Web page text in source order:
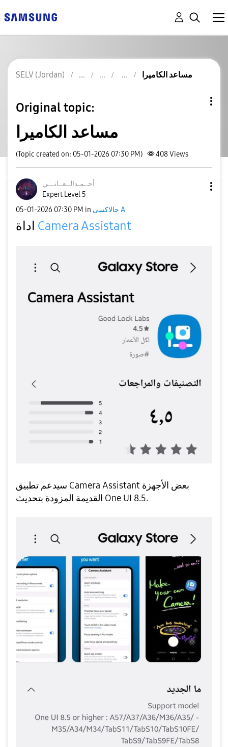
SELV (Jordan) مساعد الكاميرا
Original topic:
مساعد الكاميرا
(Topic created on: 05-01-2026 07:30 PM) 408Views
أحــمـدالــعــانـــي
Expert Level 5
‎05-01-2026 07:30 PM in جالاكسى A
Camera Assistant
سيدعم تطبيق Camera Assistant بعض الأجهزة
القديمة المزودة بتحديث One UI 8.5.